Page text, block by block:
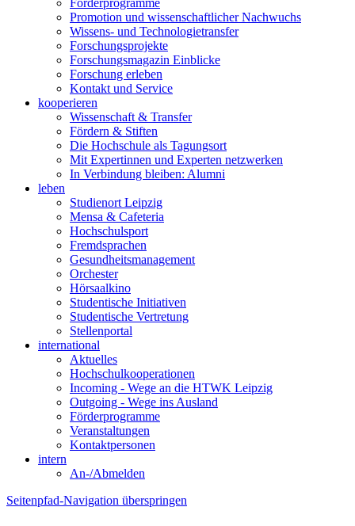
Förderprogramme
Promotion und wissenschaftlicher Nachwuchs
Wissens- und Technologietransfer
Forschungsprojekte
Forschungsmagazin Einblicke
Forschung erleben
Kontakt und Service
kooperieren
Wissenschaft & Transfer
Fördern & Stiften
Die Hochschule als Tagungsort
Mit Expertinnen und Experten netzwerken
In Verbindung bleiben: Alumni
leben
Studienort Leipzig
Mensa & Cafeteria
Hochschulsport
Fremdsprachen
Gesundheitsmanagement
Orchester
Hörsaalkino
Studentische Initiativen
Studentische Vertretung
Stellenportal
international
Aktuelles
Hochschulkooperationen
Incoming - Wege an die HTWK Leipzig
Outgoing - Wege ins Ausland
Förderprogramme
Veranstaltungen
Kontaktpersonen
intern
An-/Abmelden
Seitenpfad-Navigation überspringen